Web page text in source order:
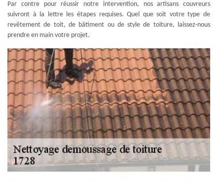
Par contre pour réussir notre intervention, nos artisans couvreurs
suivront à la lettre les étapes requises. Quel que soit votre type de
revêtement de toit, de bâtiment ou de style de toiture, laissez-nous
prendre en main votre projet.